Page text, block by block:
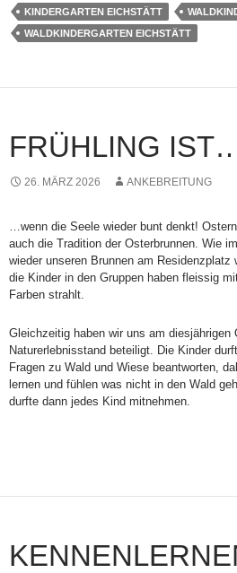
KINDERGARTEN EICHSTÄTT
WALDKINDERGARTEN EICHSTÄTT
FRÜHLING
26. MÄRZ 2026 ANKEBREITUNG
…wenn die Seele wieder bunt denkt!
auch die Tradition der Osterbrunnen. Wie
wieder unseren Brunnen am
die Kinder in den Gruppen haben fleissig
Farben strahlt.
Gleichzeitig haben wir uns am diesjährigen
Naturerlebnisstand beteiligt. Die Kinder
Fragen zu Wald und Wiese beantworten,
lernen und fühlen was nicht in den Wald
durfte dann jedes Kind mitnehmen.